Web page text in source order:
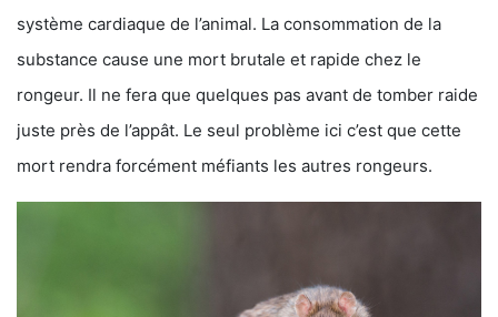
système cardiaque de l’animal. La consommation de la
substance cause une mort brutale et rapide chez le
rongeur. Il ne fera que quelques pas avant de tomber raide
juste près de l’appât. Le seul problème ici c’est que cette
mort rendra forcément méfiants les autres rongeurs.